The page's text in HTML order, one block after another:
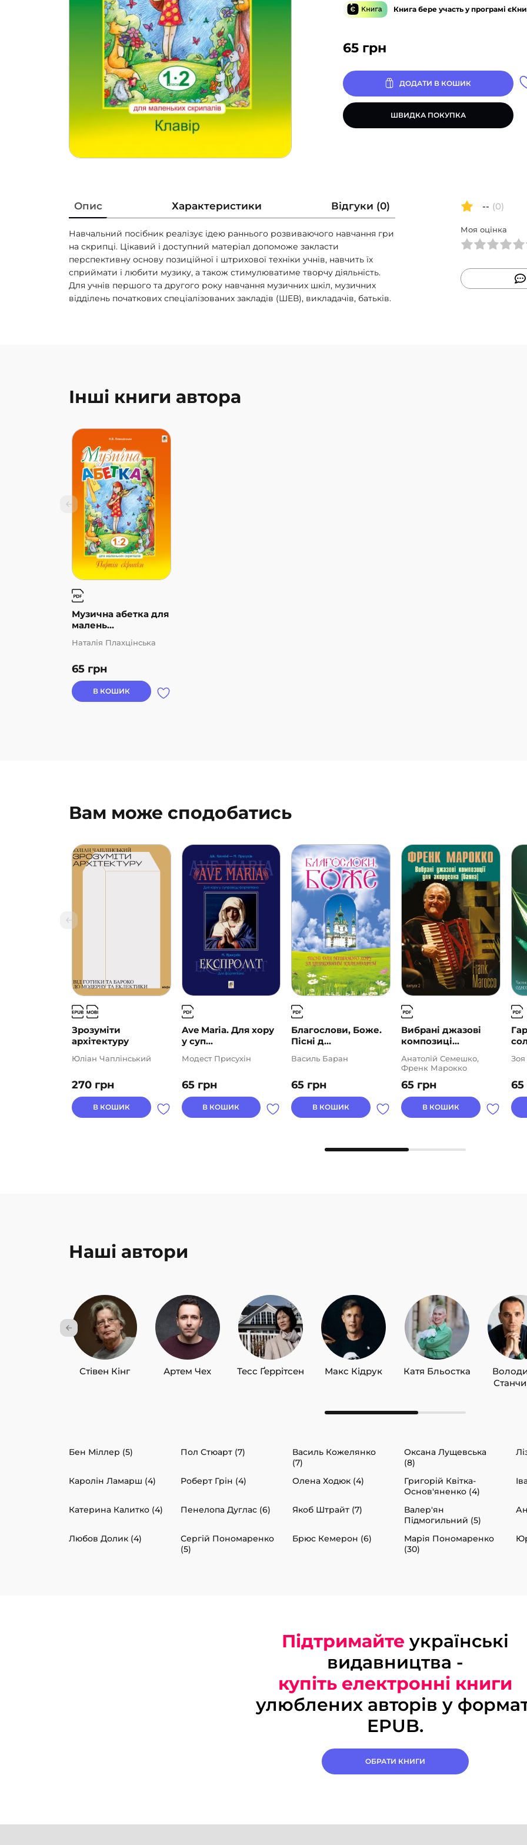
65 грн
Книга бере участь у програмі
ДОДАТИ В КОШИК
ШВИДКА ПОКУПКА
Опис Характеристики Відгуки (0)
Навчальний посібник реалізує ідею раннього розвиваючого навчання гри
на скрипці. Цікавий і доступний матеріал допоможе закласти
перспективну основу позиційної і штрихової техніки учнів, навчить їх
сприймати і любити музику, а також стимулюватиме творчу діяльність.
Для учнів першого та другого року навчання музичних шкіл, музичних
відділень початкових спеціалізованих закладів (ШЕВ), викладачів, батьків.
-- (0)
Моя оцінка
Інші книги автора
Музична абетка для
малень...
65 грн
Наталія Плахцінська
В КОШИК
Вам може сподобатись
Зрозуміти
архітектуру
270 грн
Юліан Чаплінський
В КОШИК
Ave Maria. Для хору
у суп...
65 грн
Модест Присухін
В КОШИК
Благослови, Боже.
Пісні д...
65 грн
Василь Баран
В КОШИК
Вибрані джазові
композиці...
65 грн
Анатолій Семешко,
Френк Марокко
В КОШИК
65
Зоя
Наші автори
Стівен Кінг Артем Чех Тесс Ґеррітсен Макс Кідрук Катя Бльостка
Бен Міллер (5) Пол Стюарт (7)
Василь Кожелянко
(7)
Оксана Лущевська
(8)
Каролін Ламарш (4) Роберт Грін (4) Олена Ходюк (4)
Григорій Квітка-
Основ'яненко (4)
Катерина Калитко (4) Пенелопа Дуглас (6) Якоб Штрайт (7)
Валер'ян
Підмогильний (5)
Любов Долик (4)
Сергій Пономаренко
(5)
Брюс Кемерон (6)
Марія Пономаренко
(30)
Підтримайте українські
видавництва -
купіть електронні книги
улюблених авторів у
EPUB.
ОБРАТИ КНИГИ